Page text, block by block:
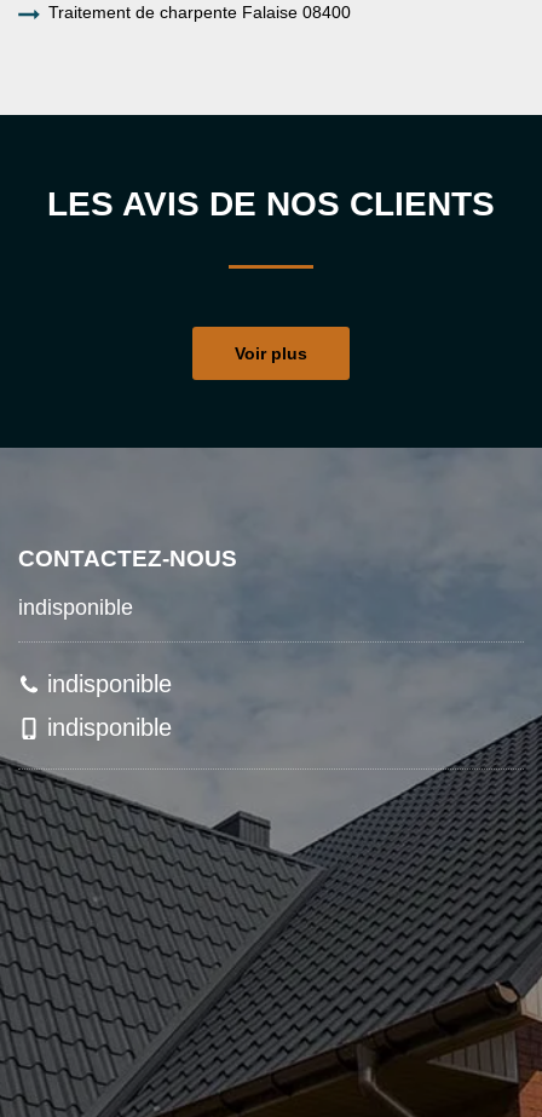
Traitement de charpente Falaise 08400
LES AVIS DE NOS CLIENTS
Voir plus
CONTACTEZ-NOUS
indisponible
indisponible
indisponible